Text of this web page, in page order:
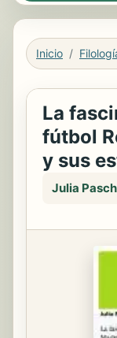
Inicio
La
fútbol
y sus
Julia